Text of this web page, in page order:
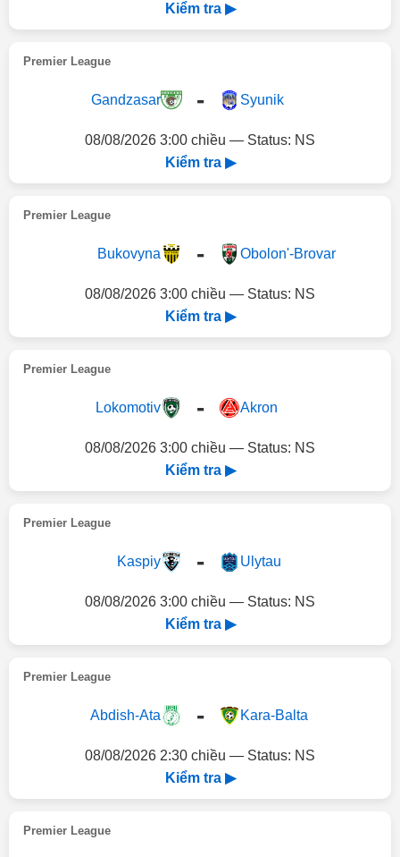
Kiểm tra ▶
Premier League
Gandzasar - Syunik
08/08/2026 3:00 chiều — Status: NS
Kiểm tra ▶
Premier League
Bukovyna - Obolon'-Brovar
08/08/2026 3:00 chiều — Status: NS
Kiểm tra ▶
Premier League
Lokomotiv - Akron
08/08/2026 3:00 chiều — Status: NS
Kiểm tra ▶
Premier League
Kaspiy - Ulytau
08/08/2026 3:00 chiều — Status: NS
Kiểm tra ▶
Premier League
Abdish-Ata - Kara-Balta
08/08/2026 2:30 chiều — Status: NS
Kiểm tra ▶
Premier League